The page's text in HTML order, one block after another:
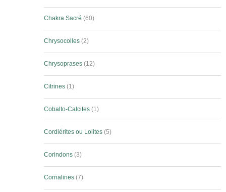
Chakra Sacré 60
Chrysocolles 2
Chrysoprases 12
Citrines 1
Cobalto-Calcites 1
Cordiérites ou Lolites 5
Corindons 3
Cornalines 7